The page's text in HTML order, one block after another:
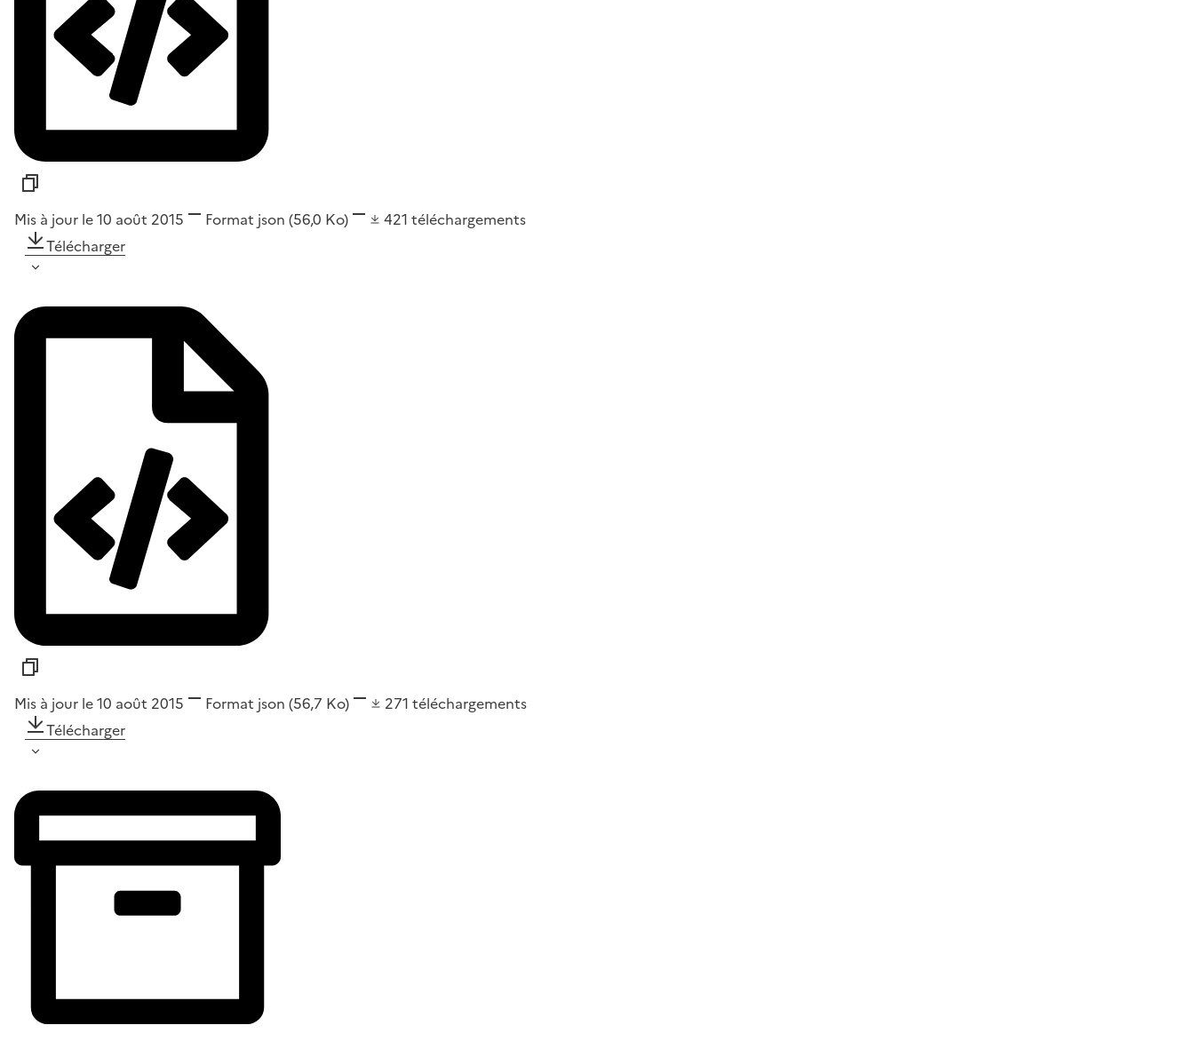
Mis à jour le 10 août 2015 Format json (56,0 Ko) 421 téléchargements
Télécharger
Mis à jour le 10 août 2015 Format json (56,7 Ko) 271 téléchargements
Télécharger